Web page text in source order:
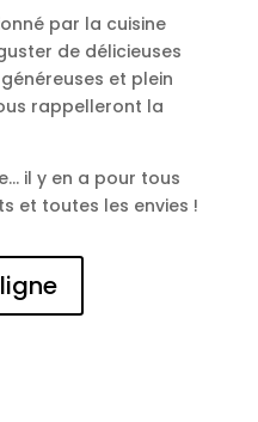
par la cuisine
de délicieuses
et plein
rappelleront la
il y en a pour tous
et toutes les envies !